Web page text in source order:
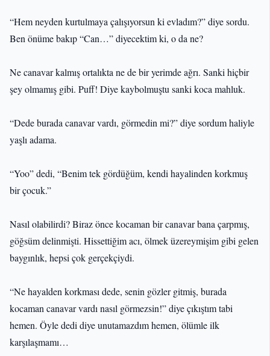
“Hem neyden kurtulmaya çalışıyorsun ki evladım?” diye sordu.
Ben önüme bakıp “Can…” diyecektim ki, o da ne?
Ne canavar kalmış ortalıkta ne de bir yerimde ağrı. Sanki hiçbir
şey olmamış gibi. Puff! Diye kaybolmuştu sanki koca mahluk.
“Dede burada canavar vardı, görmedin mi?” diye sordum haliyle
yaşlı adama.
“Yoo” dedi, “Benim tek gördüğüm, kendi hayalinden korkmuş
bir çocuk.”
Nasıl olabilirdi? Biraz önce kocaman bir canavar bana çarpmış,
göğsüm delinmişti. Hissettiğim acı, ölmek üzereymişim gibi gelen
baygınlık, hepsi çok gerçekçiydi.
“Ne hayalden korkması dede, senin gözler gitmiş, burada
kocaman canavar vardı nasıl görmezsin!” diye çıkıştım tabi
hemen. Öyle dedi diye unutamazdım hemen, ölümle ilk
karşılaşmamı…